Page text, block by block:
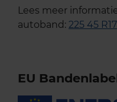
Lees meer
autoband: 225 45 R17
EU